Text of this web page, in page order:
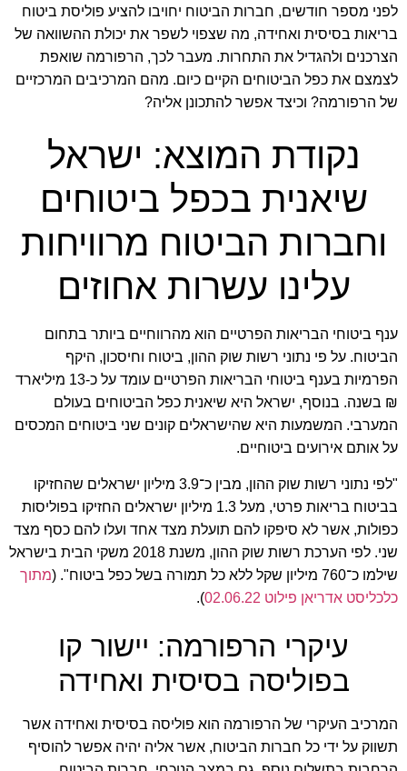
לפני מספר חודשים, חברות הביטוח יחויבו להציע פוליסת ביטוח
בריאות בסיסית ואחידה, מה שצפוי לשפר את יכולת ההשוואה של
הצרכנים ולהגדיל את התחרות. מעבר לכך, הרפורמה שואפת
לצמצם את כפל הביטוחים הקיים כיום. מהם המרכיבים המרכזיים
של הרפורמה? וכיצד אפשר להתכונן אליה?
נקודת המוצא: ישראל
שיאנית בכפל ביטוחים
וחברות הביטוח מרוויחות
עלינו עשרות אחוזים
ענף ביטוחי הבריאות הפרטיים הוא מהרווחיים ביותר בתחום
הביטוח. על פי נתוני רשות שוק ההון, ביטוח וחיסכון, היקף
הפרמיות בענף ביטוחי הבריאות הפרטיים עומד על כ-13 מיליארד
₪ בשנה. בנוסף, ישראל היא שיאנית כפל הביטוחים בעולם
המערבי. המשמעות היא שהישראלים קונים שני ביטוחים המכסים
על אותם אירועים ביטוחיים.
"לפי נתוני רשות שוק ההון, מבין כ־3.9 מיליון ישראלים שהחזיקו
בביטוח בריאות פרטי, מעל 1.3 מיליון ישראלים החזיקו בפוליסות
כפולות, אשר לא סיפקו להם תועלת מצד אחד ועלו להם כסף מצד
שני. לפי הערכת רשות שוק ההון, משנת 2018 משקי הבית בישראל
שילמו כ־760 מיליון שקל ללא כל תמורה בשל כפל ביטוח". (
מתוך
כלכליסט אדריאן פילוט ).
עיקרי הרפורמה: יישור קו
בפוליסה בסיסית ואחידה
המרכיב העיקרי של הרפורמה הוא פוליסה בסיסית ואחידה אשר
תשווק על ידי כל חברות הביטוח, אשר אליה יהיה אפשר להוסיף